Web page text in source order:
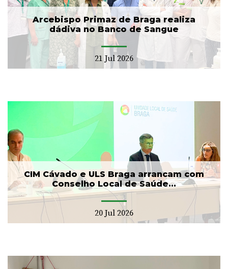
Arcebispo Primaz de Braga realiza
dádiva no Banco de Sangue
21 Jul 2026
CIM Cávado e ULS Braga arrancam com
Conselho Local de Saúde...
20 Jul 2026